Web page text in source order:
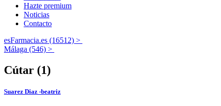
Hazte premium
Noticias
Contacto
esFarmacia.es (16512) >
Málaga (546) >
Cútar (1)
Suarez Diaz -beatriz